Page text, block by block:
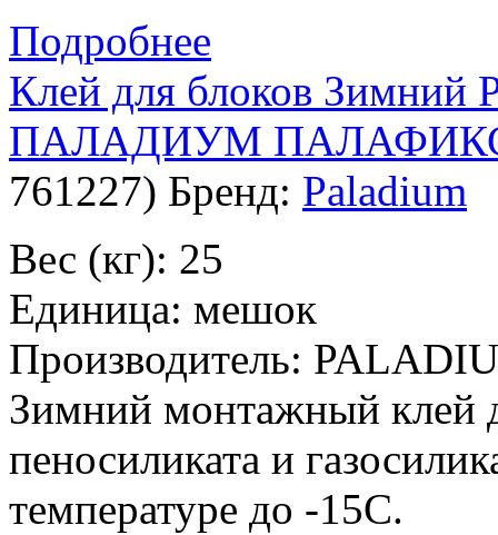
Подробнее
Клей для блоков
ПАЛАДИУМ
761227) Бренд: Paladium
Вес (кг): 25
Единица: мешок
Производитель:
Зимний монтажный клей
пеносиликата и
температуре до -15С.